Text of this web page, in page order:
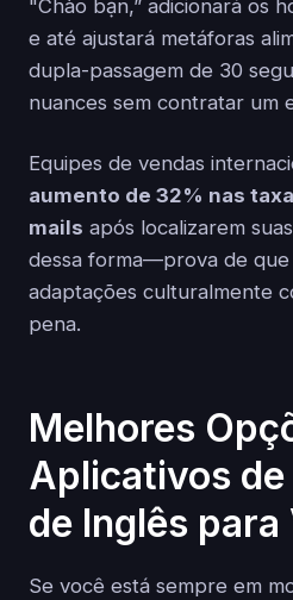
"Chào bạn,” adicionará os
e até ajustará metáforas
dupla-passagem de 30
nuances sem contratar um
Equipes de vendas
aumento de 32% nas
mails após localizarem
dessa forma—prova de que
adaptações culturalmente
pena.
Melhores
Aplicativos
de Inglês
Se você está sempre em